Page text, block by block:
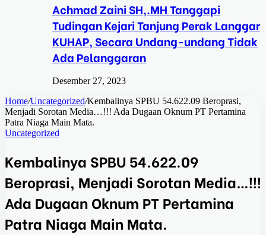
Achmad Zaini SH,.MH Tanggapi
Tudingan Kejari Tanjung Perak Langgar
KUHAP, Secara Undang-undang Tidak
Ada Pelanggaran
Desember 27, 2023
Home/Uncategorized/Kembalinya SPBU 54.622.09 Beroprasi,
Menjadi Sorotan Media…!!! Ada Dugaan Oknum PT Pertamina
Patra Niaga Main Mata.
Uncategorized
Kembalinya SPBU 54.622.09
Beroprasi, Menjadi Sorotan Media…!!!
Ada Dugaan Oknum PT Pertamina
Patra Niaga Main Mata.